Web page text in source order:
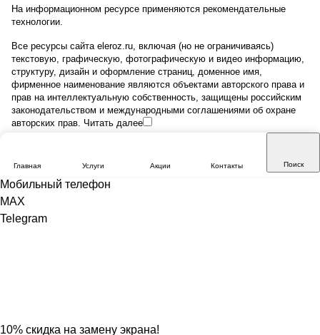
Главная Услуги Акции Контакты Поиск
На информационном ресурсе применяются рекомендательные
технологии.
Все ресурсы сайта eleroz.ru, включая (но не ограничиваясь)
текстовую, графическую, фотографическую и видео информацию,
структуру, дизайн и оформление страниц, доменное имя,
фирменное наименование являются объектами авторского права и
прав на интеллектуальную собственность, защищены российским
законодательством и международными соглашениями об охране
авторских прав. Читать далее
Мобильный телефон
MAX
Telegram
10% скидка на замену экрана!